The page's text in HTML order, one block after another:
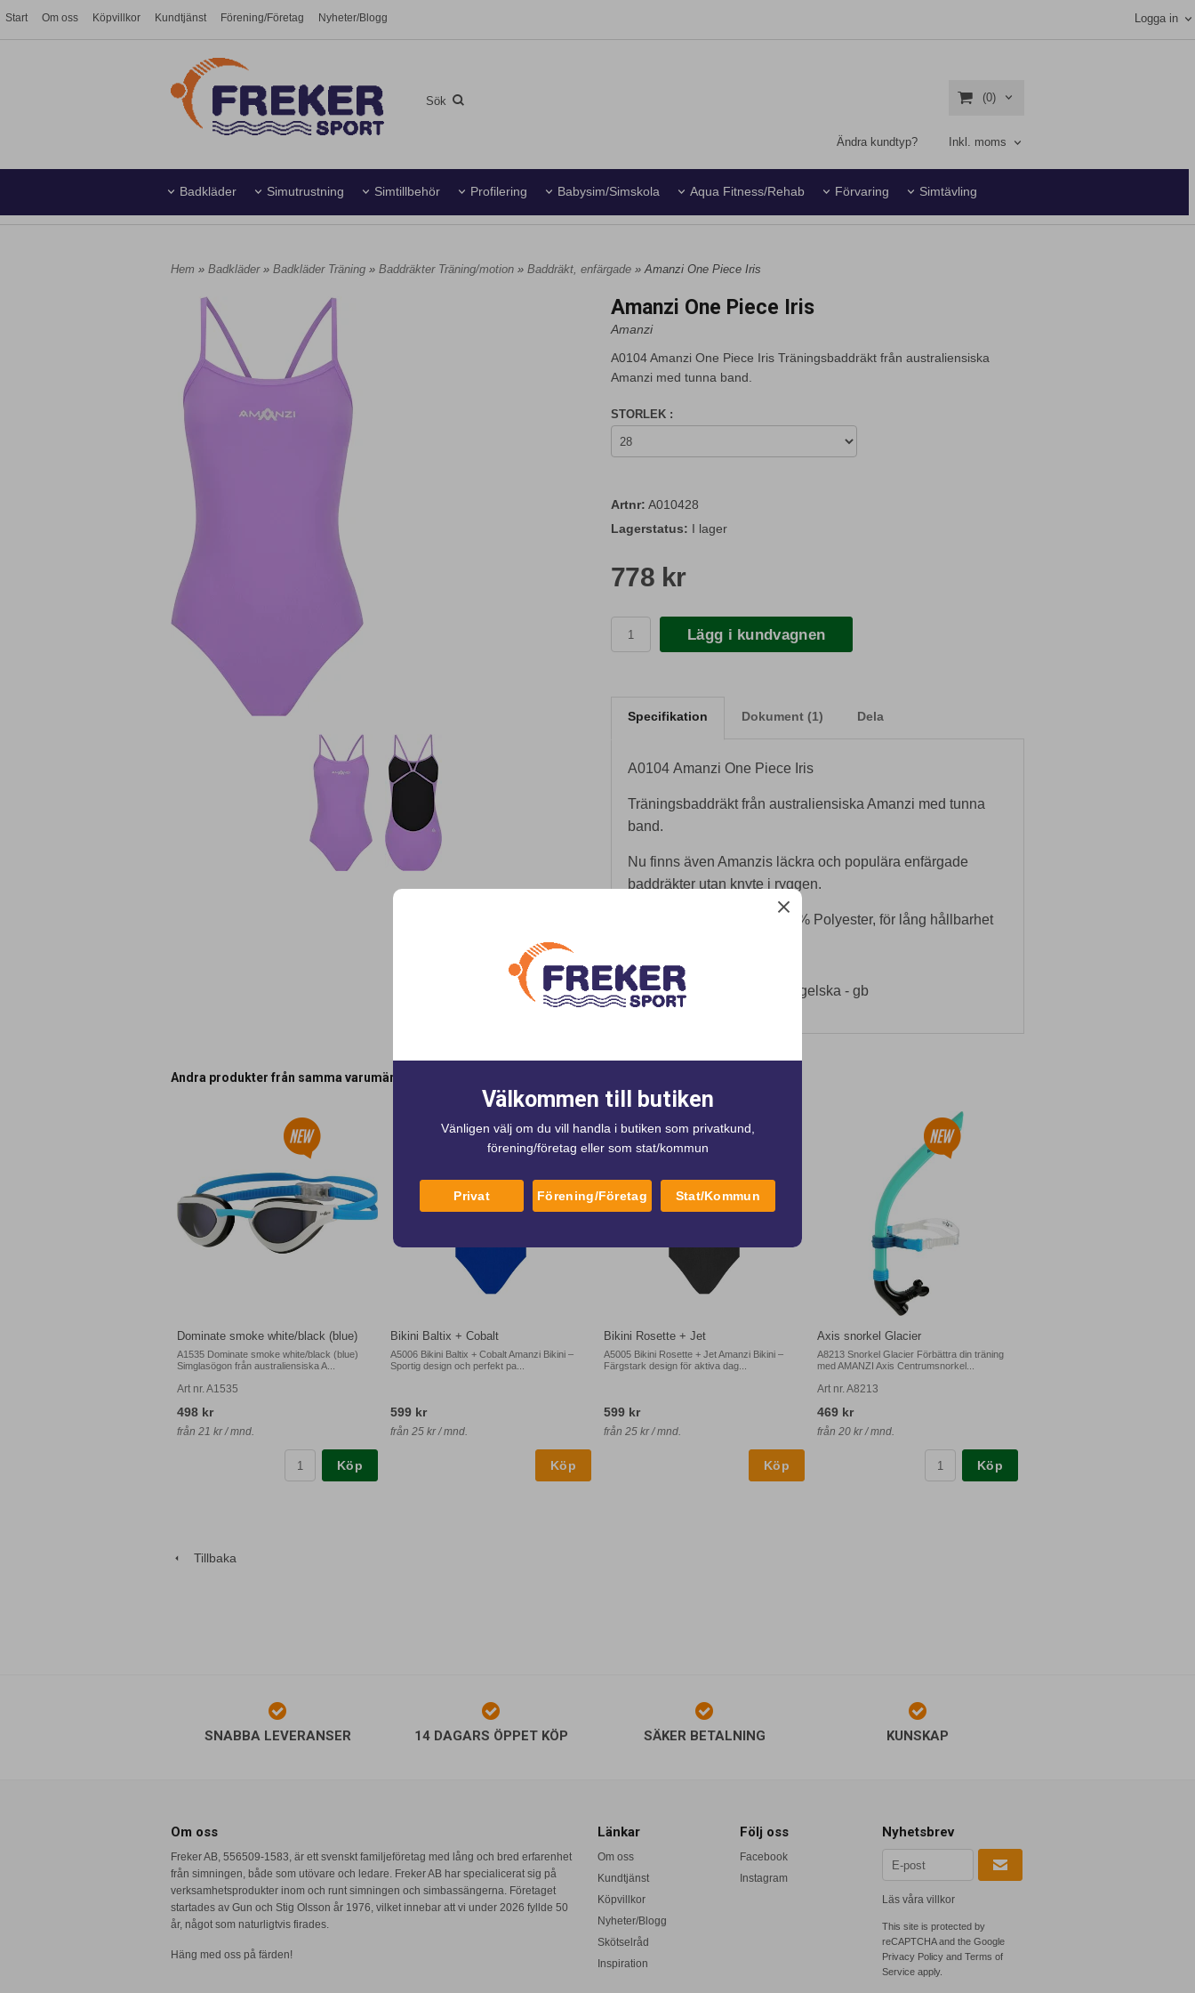
Start Om oss Köpvillkor Kundtjänst Förening/Företag Nyheter/Blogg Logga in
(0)
Ändra kundtyp? Inkl. moms
Badkläder Simutrustning Simtillbehör Profilering Babysim/Simskola Aqua Fitness/Rehab Förvaring Simtävling
Hem » Badkläder » Badkläder Träning » Baddräkter Träning/motion » Baddräkt, enfärgade » Amanzi One Piece Iris
Amanzi One Piece Iris
Amanzi
A0104 Amanzi One Piece Iris Träningsbaddräkt från australiensiska
Amanzi med tunna band.
STORLEK :
Artnr: A010428
Lagerstatus: I lager
778 kr
Lägg i kundvagnen
Specifikation Dokument (1) Dela
A0104 Amanzi One Piece Iris
Träningsbaddräkt från australiensiska Amanzi med tunna
band.
Nu finns även Amanzis läckra och populära enfärgade
baddräkter utan knyte i ryggen.
Materialet är klortåligt, 100 % Polyester, för lång hållbarhet
Storlekarna nedan är de engelska - gb
Andra produkter från samma varumärke
Dominate smoke white/black (blue)
A1535 Dominate smoke white/black (blue)
Simglasögon från australiensiska A...
Art nr. A1535
498 kr
från 21 kr / mnd.
Köp
Bikini Baltix + Cobalt
A5006 Bikini Baltix + Cobalt Amanzi Bikini –
Sportig design och perfekt pa...
599 kr
från 25 kr / mnd.
Bikini Rosette + Jet
A5005 Bikini Rosette + Jet Amanzi Bikini –
Färgstark design för aktiva dag...
599 kr
från 25 kr / mnd.
Axis snorkel Glacier
A8213 Snorkel Glacier Förbättra din träning
med AMANZI Axis Centrumsnorkel...
Art nr. A8213
469 kr
från 20 kr / mnd.
Köp
Tillbaka
SNABBA LEVERANSER 14 DAGARS ÖPPET KÖP SÄKER BETALNING KUNSKAP
Om oss
Freker AB, 556509-1583, är ett svenskt familjeföretag med lång och bred erfarenhet
från simningen, både som utövare och ledare. Freker AB har specialicerat sig på
verksamhetsprodukter inom och runt simningen och simbassängerna. Företaget
startades av Gun och Stig Olsson år 1976, vilket innebar att vi under 2026 fyllde 50
år, något som naturligtvis firades.
Häng med oss på färden!
Länkar
Om oss
Kundtjänst
Köpvillkor
Nyheter/Blogg
Skötselråd
Inspiration
Följ oss
Facebook
Instagram
Nyhetsbrev
Läs våra villkor
This site is protected by
reCAPTCHA and the Google
Privacy Policyand Terms of
Serviceapply.
Välkommen till butiken
Vänligen välj om du vill handla i butiken som privatkund,
förening/företag eller som stat/kommun
Privat Förening/Företag Stat/Kommun